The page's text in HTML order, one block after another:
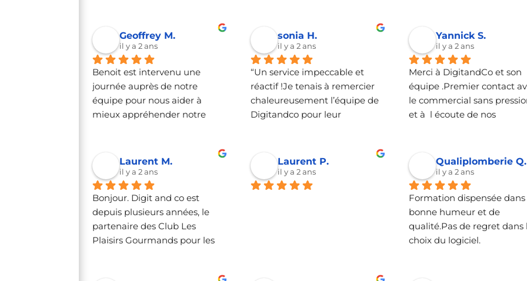
recommande sans hésiter.
Geoffrey M.
il y a 2 ans
Benoit est intervenu une
journée auprès de notre
équipe pour nous aider à
mieux appréhender notre
potentiel. Il a été à l'écoute de
nos besoins et a su répondre
de manière parfaitement
claire et structurée.Son
expertise ne fait aucun doute,
et je recommande vivement
ses services.
sonia H.
il y a 2 ans
“Un service impeccable et
réactif !Je tenais à remercier
chaleureusement l’équipe de
Digitandco pour leur
plusieurs reprises, je me suis
retrouvée bloquée sur
certaines fonctionnalités de
Yannick S.
il y a 2 ans
Merci à DigitandCo et son
équipe .Premier contact
le commercial sans
et à  l écoute de nos
aussi et rapidement après
livraison du Logiciel.Très
conseils et entreprise à
dimension humaine, je
recommande sans
hésitations..
Laurent M.
il y a 2 ans
Bonjour. Digit and co est
depuis plusieurs années, le
partenaire des Club Les
Plaisirs Gourmands pour les
Laurent P.
il y a 2 ans
Qualiplomberie Q.
il y a 2 ans
Formation dispensée dans
bonne humeur et de
qualité.Pas de regret dans
choix du logiciel.